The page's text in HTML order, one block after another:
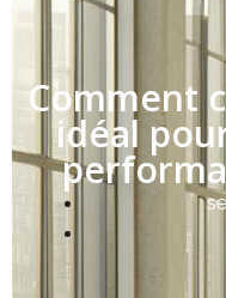
Comment
idéal